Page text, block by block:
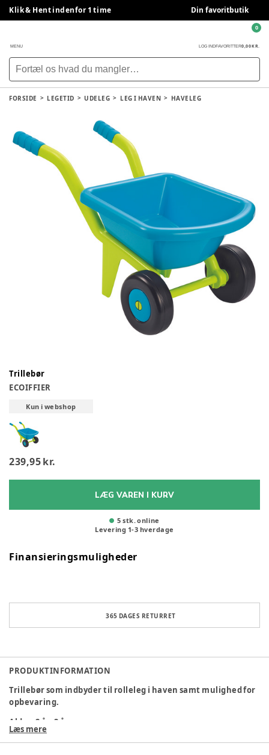
Klik & Hent indenfor 1 time Din favoritbutik
MENU LOG INDFAVORITTER0,00 KR.
0
FORSIDE LEGETID UDELEG LEG I HAVEN HAVELEG
Trillebør
ECOIFFIER
Kun i webshop
239,95 kr.
LÆG VAREN I KURV
5 stk. online
Levering 1-3 hverdage
Finansieringsmuligheder
365 DAGES RETURRET
PRODUKTINFORMATION
Trillebør som indbyder til rolleleg i haven samt mulighed for
opbevaring.
Alder
:2 år, 3 år
Varenummer:358126
Læs mere